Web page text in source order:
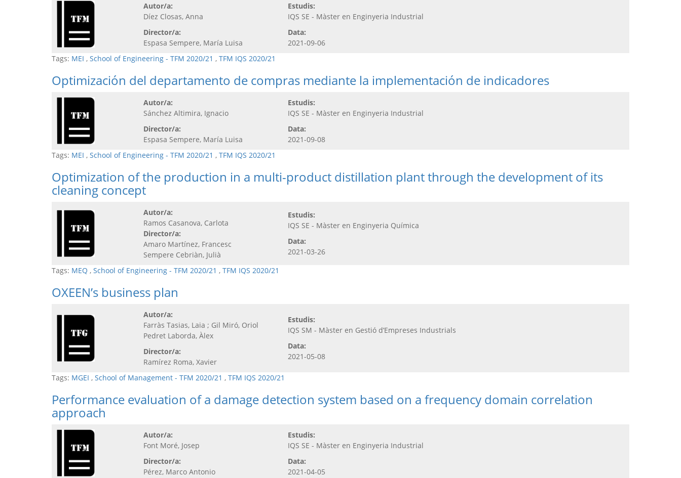
Autor/a:
Díez Closas, Anna
Director/a:
Espasa Sempere, María Luisa
Estudis:
IQS SE - Màster en Enginyeria Industrial
Data:
2021-09-06
Tags: MEI , School of Engineering - TFM 2020/21 , TFM IQS 2020/21
Optimización del departamento de compras mediante la implementación de indicadores
Autor/a:
Sánchez Altimira, Ignacio
Director/a:
Espasa Sempere, María Luisa
Estudis:
IQS SE - Màster en Enginyeria Industrial
Data:
2021-09-08
Tags: MEI , School of Engineering - TFM 2020/21 , TFM IQS 2020/21
Optimization of the production in a multi-product distillation plant through the development of its
cleaning concept
Autor/a:
Ramos Casanova, Carlota
Director/a:
Amaro Martínez, Francesc
Sempere Cebriàn, Julià
Estudis:
IQS SE - Màster en Enginyeria Química
Data:
2021-03-26
Tags: MEQ , School of Engineering - TFM 2020/21 , TFM IQS 2020/21
OXEEN’s business plan
Autor/a:
Farràs Tasias, Laia ; Gil Miró, Oriol
Pedret Laborda, Àlex
Director/a:
Ramírez Roma, Xavier
Estudis:
IQS SM - Màster en Gestió d’Empreses Industrials
Data:
2021-05-08
Tags: MGEI , School of Management - TFM 2020/21 , TFM IQS 2020/21
Performance evaluation of a damage detection system based on a frequency domain correlation
approach
Autor/a:
Font Moré, Josep
Director/a:
Pérez, Marco Antonio
Estudis:
IQS SE - Màster en Enginyeria Industrial
Data:
2021-04-05